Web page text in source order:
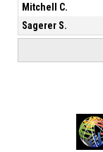
Mitchell C.
Sagerer S.